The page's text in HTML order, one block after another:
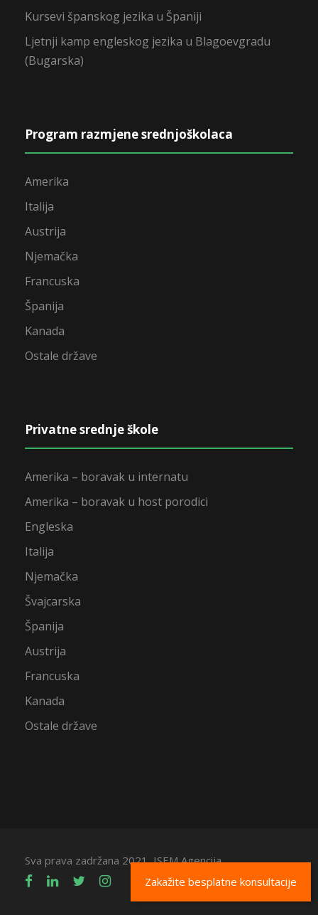
Kursevi španskog jezika u Španiji
Ljetnji kamp engleskog jezika u Blagoevgradu
(Bugarska)
Program razmjene srednjoškolaca
Amerika
Italija
Austrija
Njemačka
Francuska
Španija
Kanada
Ostale države
Privatne srednje škole
Amerika – boravak u internatu
Amerika – boravak u host porodici
Engleska
Italija
Njemačka
Švajcarska
Španija
Austrija
Francuska
Kanada
Ostale države
Sva prava zadržana 2021, ISEM Agencija
Zakažite besplatne konsultacije